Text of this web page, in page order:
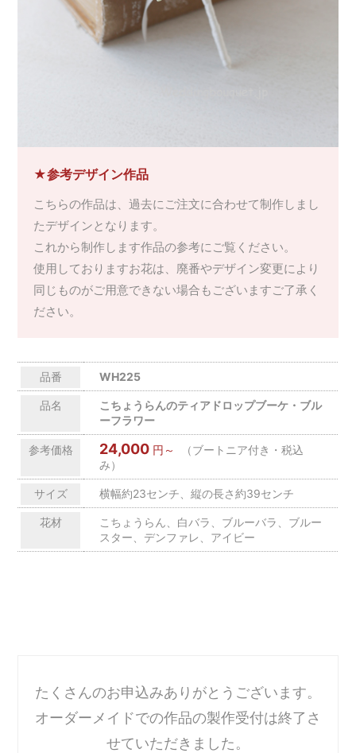
★参考デザイン作品
こちらの作品は、過去にご注文に合わせて制作しまし
たデザインとなります。
これから制作します作品の参考にご覧ください。
使用しておりますお花は、廃番やデザイン変更により
同じものがご用意できない場合もございますご了承く
ださい。
品番 WH225
品名
こちょうらんのティアドロップブーケ・ブル
ーフラワー
参考価格 24,000 円～
（ブートニア付き・税込
み）
サイズ 横幅約23センチ、縦の長さ約39センチ
花材
こちょうらん、白バラ、ブルーバラ、ブルー
スター、デンファレ、アイビー
たくさんのお申込みありがとうございます。
オーダーメイドでの作品の製作受付は終了さ
せていただきました。